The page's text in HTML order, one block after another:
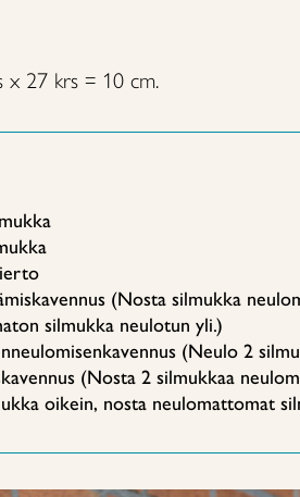
x 27 krs = 10 cm.
(Nosta silmukka
silmukka neulotun yli.)
(Neulo 2
(Nosta 2 silmukkaa
oikein, nosta neulomattomat